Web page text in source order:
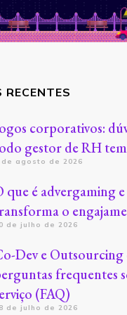
RECENTES
corporativos:
gestor de RH
de agosto de 2026
que é advergaming
o
de julho de 2026
Dev e Outsourcing
frequentes
(FAQ)
de julho de 2026